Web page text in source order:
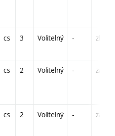
cs 3 Volitelný - zk
cs 2 Volitelný - zá
cs 2 Volitelný - zá